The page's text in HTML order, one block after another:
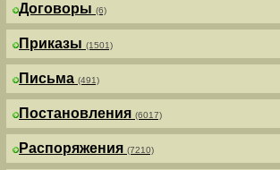
Договоры (6)
Приказы (1501)
Письма (491)
Постановления (6017)
Распоряжения (7210)